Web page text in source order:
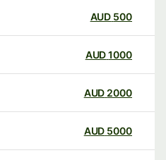
500
AUD
1000
AUD
2000
AUD
5000
AUD